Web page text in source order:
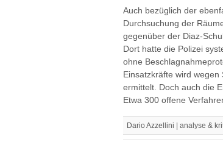
Auch bezüglich der
Durchsuchung der
gegenüber der Diaz-
Dort hatte die Polizei
ohne
Einsatzkräfte wird wegen
ermittelt. Doch auch die
Etwa 300 offene
Dario Azzellini | analyse &